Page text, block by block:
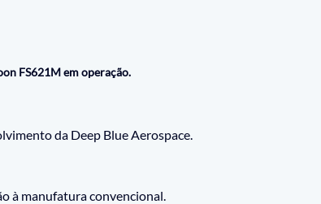
FS621M em operação.
da Deep Blue Aerospace.
à manufatura convencional.